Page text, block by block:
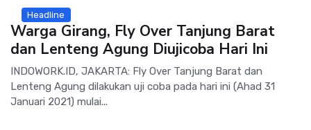
Headline
Warga Girang, Fly Over Tanjung Barat
dan Lenteng Agung Diujicoba Hari Ini
INDOWORK.ID, JAKARTA: Fly Over Tanjung Barat dan
Lenteng Agung dilakukan uji coba pada hari ini (Ahad 31
Januari 2021) mulai...